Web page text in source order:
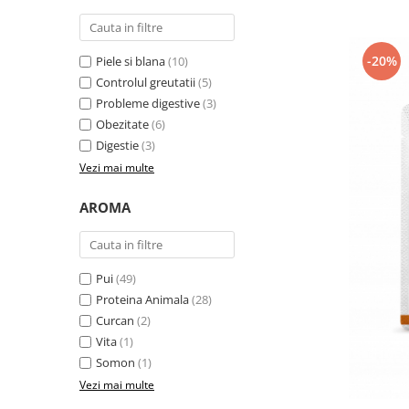
Piele si blana(10)
Controlul greutatii(5)
Probleme digestive(3)
Obezitate(6)
Digestie(3)
Vezi mai multe
AROMA
Pui(49)
Proteina Animala(28)
Curcan (2)
Vita(1)
Somon (1)
Vezi mai multe
-20%